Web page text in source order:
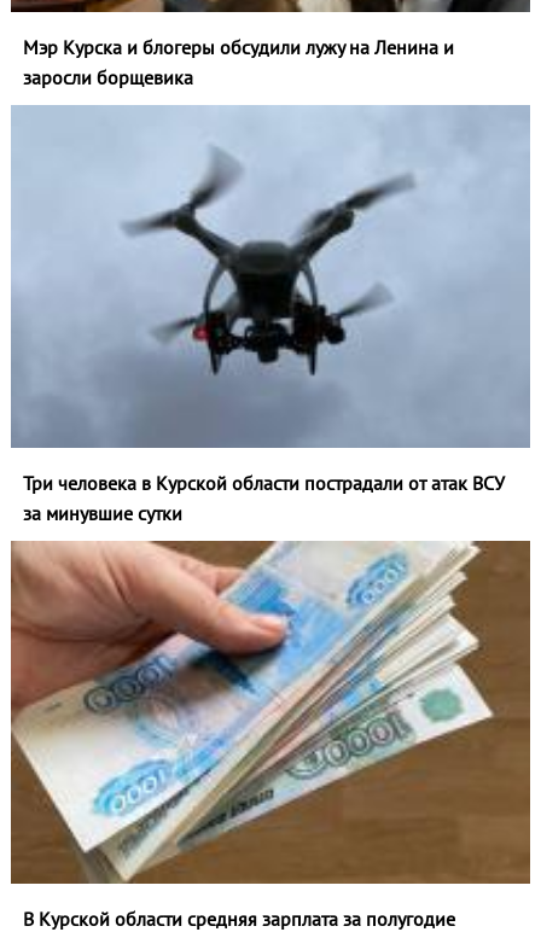
Мэр Курска и блогеры обсудили лужу на Ленина и
заросли борщевика
Три человека в Курской области пострадали от атак ВСУ
за минувшие сутки
В Курской области средняя зарплата за полугодие